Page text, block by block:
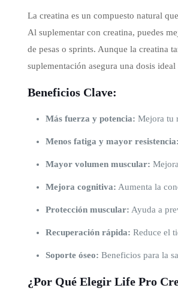
La creatina es un compuesto natural
Al suplementar con creatina, puedes
de pesas o sprints. Aunque la creatina
suplementación asegura una dosis
Beneficios Clave:
Más fuerza y potencia: Mejora tu
Menos fatiga y mayor resistencia:
Mayor volumen muscular:
Mejora cognitiva: Aumenta la
Protección muscular: Ayuda a
Recuperación rápida: Reduce el
Soporte óseo: Beneficios para la
¿Por Qué Elegir Life Pro